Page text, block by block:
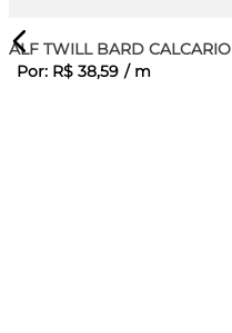
ALF TWILL BARD CALCARIO
Por: R$ 38,59 / m